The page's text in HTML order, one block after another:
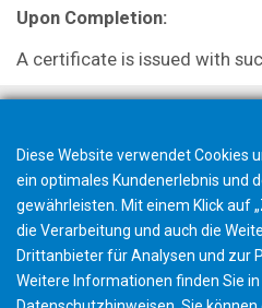
Upon Completion:
A certificate is issued with
Diese Website verwendet Cookies
ein optimales Kundenerlebnis und
gewährleisten. Mit einem Klick auf
die Verarbeitung und auch die
Drittanbieter für Analysen und zur
Weitere Informationen finden Sie